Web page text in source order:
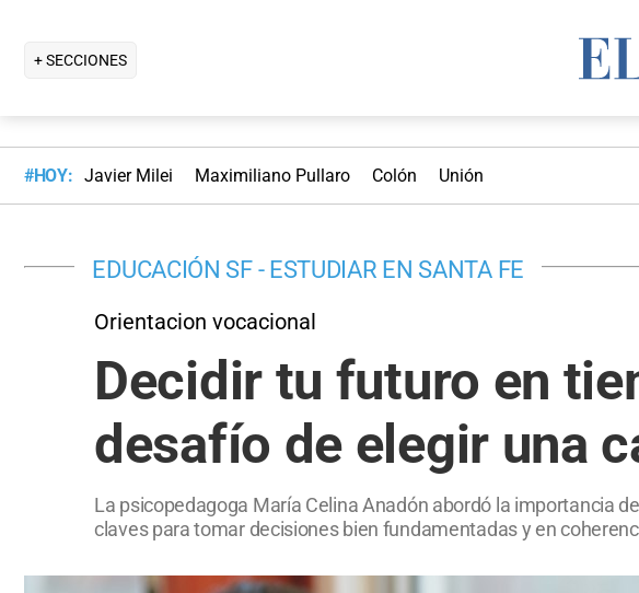
+ SECCIONES
#HOY: Javier Milei Maximiliano Pullaro Colón Unión
EDUCACIÓN SF - ESTUDIAR EN SANTA FE
Orientacion vocacional
Decidir tu futuro en
desafío de elegir una
La psicopedagoga María Celina Anadón abordó la importancia
claves para tomar decisiones bien fundamentadas y en